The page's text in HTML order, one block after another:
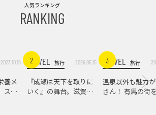
人気ランキング
RANKING
2023.10.16
養メ
スパ
2
TRAVEL 旅行 2026.05.15
『成瀬は天下を取りに
いく』の舞台。滋賀県
3
TRAVEL 旅行
温泉以外も魅力
さん！ 有馬の街